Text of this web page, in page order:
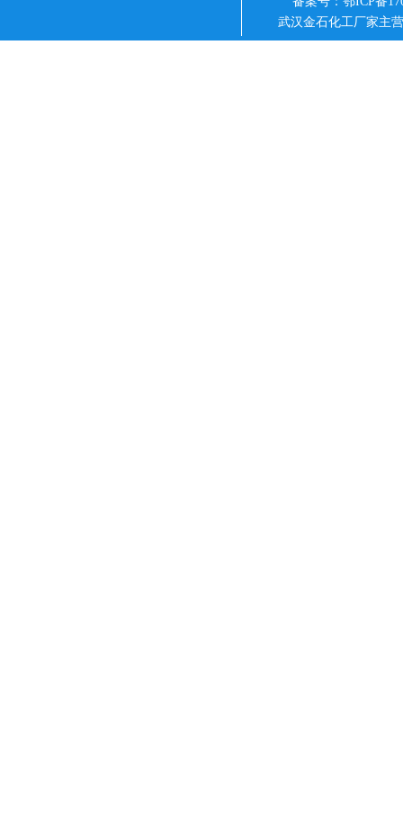
武汉金石化工厂家主
批发等产品